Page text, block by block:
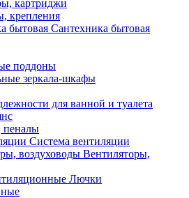
картриджи
крепления
Сантехника бытовая
поддоны
зеркала-шкафы
для ванной и туалета
Система вентиляции
Вентиляторы,
Лючки